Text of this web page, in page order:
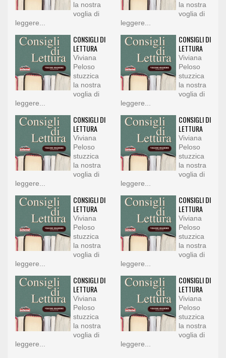
la nostra
voglia di
leggere...
la nostra
voglia di
leggere...
CONSIGLI DI
LETTURA
Viviana
Peloso
stuzzica
la nostra
voglia di
leggere...
CONSIGLI DI
LETTURA
Viviana
Peloso
stuzzica
la nostra
voglia di
leggere...
CONSIGLI DI
LETTURA
Viviana
Peloso
stuzzica
la nostra
voglia di
leggere...
CONSIGLI DI
LETTURA
Viviana
Peloso
stuzzica
la nostra
voglia di
leggere...
CONSIGLI DI
LETTURA
Viviana
Peloso
stuzzica
la nostra
voglia di
leggere...
CONSIGLI DI
LETTURA
Viviana
Peloso
stuzzica
la nostra
voglia di
leggere...
CONSIGLI DI
LETTURA
Viviana
Peloso
stuzzica
la nostra
voglia di
leggere...
CONSIGLI DI
LETTURA
Viviana
Peloso
stuzzica
la nostra
voglia di
leggere...